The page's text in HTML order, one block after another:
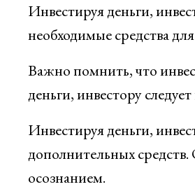
Инвестируя деньги,
необходимые средства
Важно помнить, что
деньги, инвестору
Инвестируя деньги,
дополнительных
осознанием.